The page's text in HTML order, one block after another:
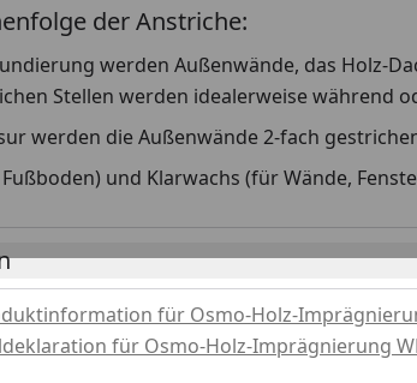
der Anstriche:
werden Außenwände, das Holz-
Stellen werden idealerweise während
werden die Außenwände 2-fach
und Klarwachs (für Wände,
für Osmo-Holz-
für Osmo-Holz-Imprägnierung